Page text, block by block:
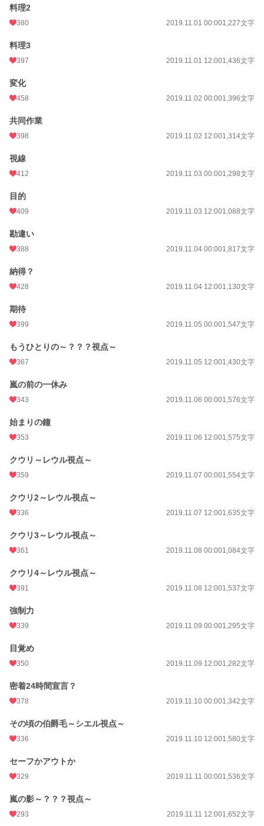
初回公開日時
週間ポイント
料理2
380 2019.11.01 00:001,227文字
料理3
397 2019.11.01 12:001,436文字
変化
458 2019.11.02 00:001,396文字
共同作業
398 2019.11.02 12:001,314文字
視線
412 2019.11.03 00:001,298文字
目的
409 2019.11.03 12:001,088文字
勘違い
388 2019.11.04 00:001,817文字
納得？
428 2019.11.04 12:001,130文字
期待
399 2019.11.05 00:001,547文字
もうひとりの～？？？視点～
367 2019.11.05 12:001,430文字
嵐の前の一休み
343 2019.11.06 00:001,576文字
始まりの鐘
353 2019.11.06 12:001,575文字
クウリ～レウル視点～
359 2019.11.07 00:001,554文字
クウリ2～レウル視点～
336 2019.11.07 12:001,635文字
クウリ3～レウル視点～
361 2019.11.08 00:001,084文字
クウリ4～レウル視点～
391 2019.11.08 12:001,537文字
強制力
339 2019.11.09 00:001,295文字
目覚め
350 2019.11.09 12:001,282文字
密着24時間宣言？
378 2019.11.10 00:001,342文字
その頃の伯爵毛～シエル視点～
336 2019.11.10 12:001,580文字
セーフかアウトか
329 2019.11.11 00:001,536文字
嵐の影～？？？視点～
293 2019.11.11 12:001,652文字